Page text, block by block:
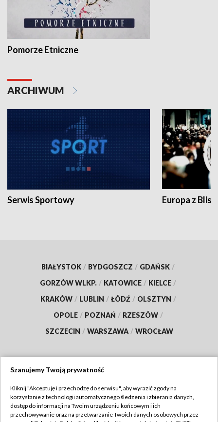
Pomorze Etniczne
ARCHIWUM
Serwis Sportowy Europa z
BIAŁYSTOK / BYDGOSZCZ / GDAŃSK /
GORZÓW WLKP. / KATOWICE / KIELCE /
KRAKÓW / LUBLIN / ŁÓDŹ / OLSZTYN /
OPOLE / POZNAŃ / RZESZÓW /
SZCZECIN / WARSZAWA / WROCŁAW
TVP
Abonament TVP
Regulamin TVP
Szanujemy Twoją prywatność
Kliknij "Akceptuję i przechodzę do serwisu", aby wyrazić zgody na
korzystanie z technologii automatycznego śledzenia i zbierania danych,
dostęp do informacji na Twoim urządzeniu końcowym i ich
przechowywanie oraz na przetwarzanie Twoich danych osobowych przez